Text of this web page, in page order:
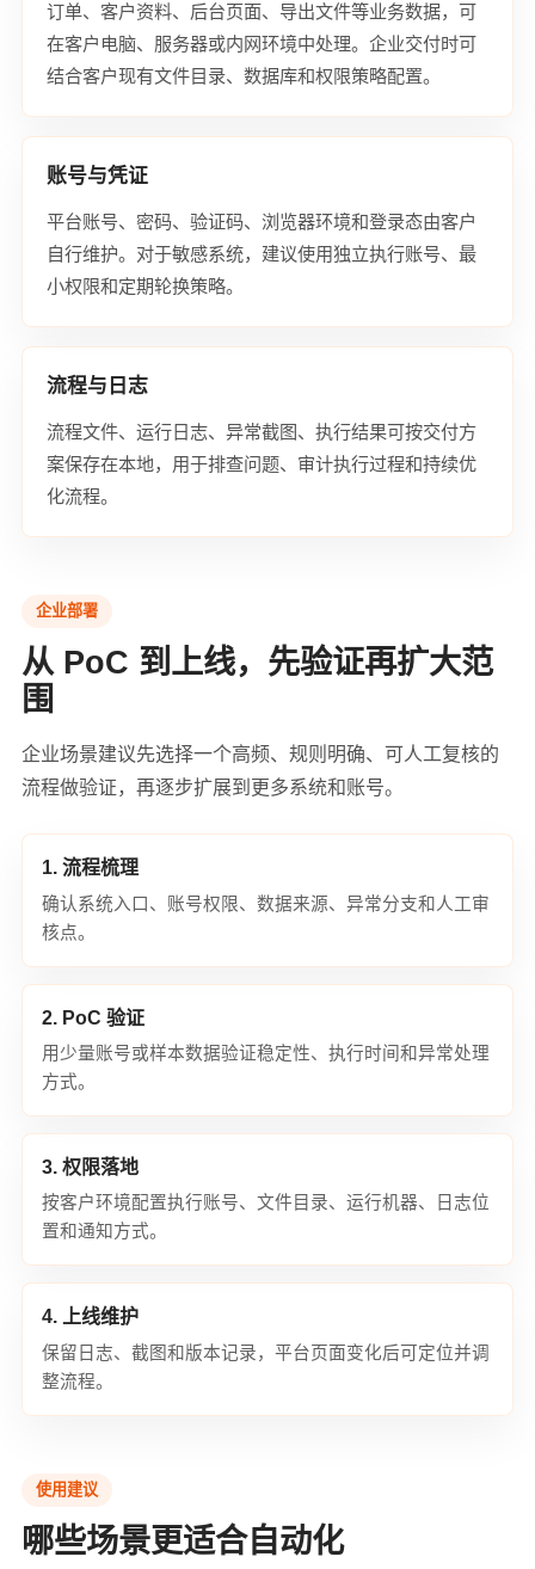
订单、客户资料、后台页面、导出文件等业务数据，可
在客户电脑、服务器或内网环境中处理。企业交付时可
结合客户现有文件目录、数据库和权限策略配置。
账号与凭证
平台账号、密码、验证码、浏览器环境和登录态由客户
自行维护。对于敏感系统，建议使用独立执行账号、最
小权限和定期轮换策略。
流程与日志
流程文件、运行日志、异常截图、执行结果可按交付方
案保存在本地，用于排查问题、审计执行过程和持续优
化流程。
企业部署
从 PoC 到上线，先验证再扩大范
围
企业场景建议先选择一个高频、规则明确、可人工复核的
流程做验证，再逐步扩展到更多系统和账号。
1. 流程梳理
确认系统入口、账号权限、数据来源、异常分支和人工审
核点。
2. PoC 验证
用少量账号或样本数据验证稳定性、执行时间和异常处理
方式。
3. 权限落地
按客户环境配置执行账号、文件目录、运行机器、日志位
置和通知方式。
4. 上线维护
保留日志、截图和版本记录，平台页面变化后可定位并调
整流程。
使用建议
哪些场景更适合自动化